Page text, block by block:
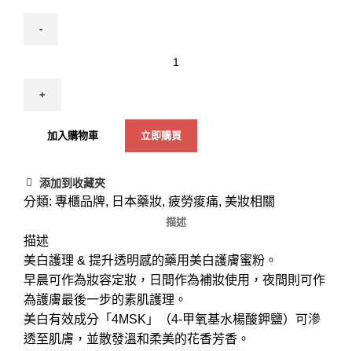
加入購物車 立即購買
添加到收藏夾
分類: 專櫃品牌, 日本藥妝, 疲勞痠痛, 美妝相關
描述
描述
美白護理 & 提升透明感的藥用美白護膚蜜粉。
早晨可作為妝容定妝，日間作為補妝使用，夜間則可作
為護膚最後一步的素肌護理。
美白有效成分「4MSK」（4-甲氧基水楊酸鉀鹽）可滲
透至肌膚，並散發溫和柔美的花香芳香。